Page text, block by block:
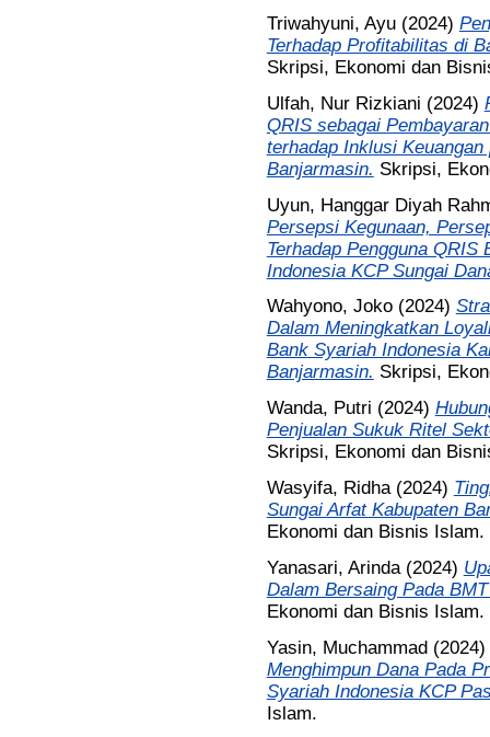
Triwahyuni, Ayu(2024)
Terhadap Profitabilitas di
Skripsi, Ekonomi dan
Ulfah, Nur Rizkiani (2024)
QRIS sebagai
terhadap Inklusi
Banjarmasin. Skripsi,
Uyun, Hanggar Diyah
Persepsi Kegunaan,
Terhadap Pengguna
Indonesia KCP Sungai
Wahyono, Joko(2024)
Dalam Meningkatkan
Bank Syariah Indonesia
Banjarmasin. Skripsi,
Wanda, Putri (2024)
Penjualan Sukuk Ritel
Skripsi, Ekonomi dan
Wasyifa, Ridha(2024)
Sungai Arfat Kabupaten
Ekonomi dan Bisnis Islam.
Yanasari, Arinda(2024)
Dalam Bersaing Pada
Ekonomi dan Bisnis Islam.
Yasin, Muchammad(2024)
Menghimpun Dana Pada
Syariah Indonesia KCP
Islam.